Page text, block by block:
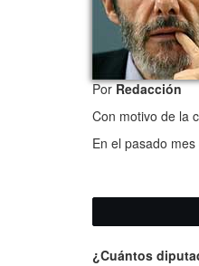
PorRedacción
Con motivo de la
En el pasado
¿Cuántos